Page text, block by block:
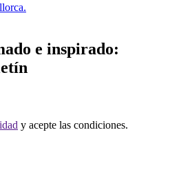
e inspirado:
y acepte las condiciones.